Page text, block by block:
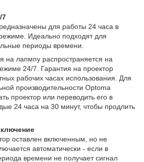
7
для работы 24 часа в
Идеально подходят для
периоды времени.
на лапмпу распространяется на
24/7. Гарантия на проектор
рабочих часах использования. Для
производительности Optoma
проектор или переводить его в
24 часа на 30 минут, чтобы продлить
оставлен включенным, но не
автоматически - если в
времени не получает сигнал